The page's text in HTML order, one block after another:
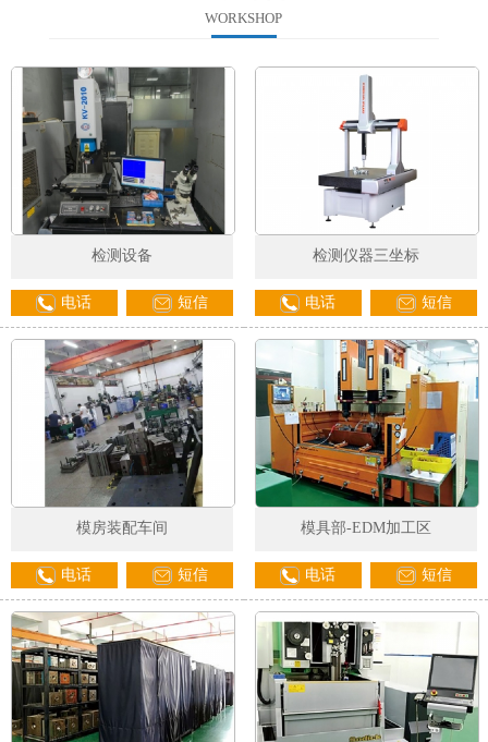
WORKSHOP
检测设备
电话 短信
检测仪器三坐标
电话 短信
模房装配车间
电话 短信
模具部-EDM加工区
电话 短信